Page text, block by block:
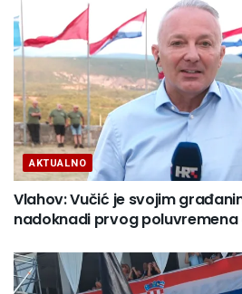
AKTUALNO
Vlahov: Vučić je svojim
nadoknadi prvog